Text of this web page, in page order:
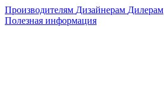
Производителям Дизайнерам Дилерам
Полезная информация